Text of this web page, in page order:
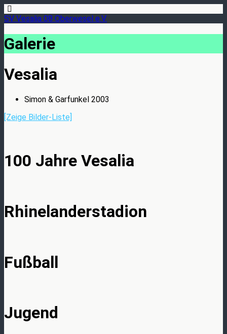
SV Vesalia 08 Oberwesel e.V.
Galerie
Vesalia
Simon & Garfunkel 2003
[Zeige Bilder-Liste]
100 Jahre Vesalia
Rhinelanderstadion
Fußball
Jugend